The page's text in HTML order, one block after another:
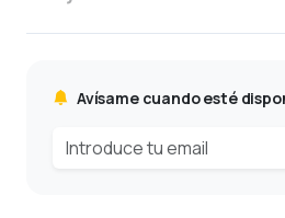
Avísame cuando esté